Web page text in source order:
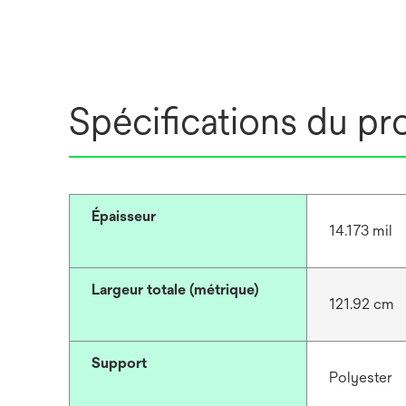
Spécifications du
Épaisseur
14.173 mil
Largeur totale (métrique)
121.92 cm
Support
Polyester